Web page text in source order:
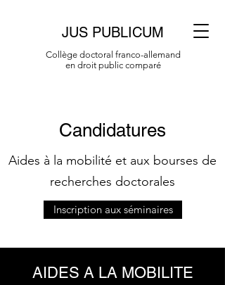
JUS PUBLICUM
Collège doctoral franco-allemand
en droit public comparé
Candidatures
Aides à la mobilité et aux bourses de
recherches doctorales
Inscription aux séminaires
AIDES A LA MOBILITE